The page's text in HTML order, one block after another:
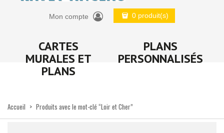
Mon compte 0 produit(s)
CARTES
MURALES ET
PLANS
PLANS
PERSONNALISÉS
Accueil > Produits avec le mot-clé “Loir et Cher”